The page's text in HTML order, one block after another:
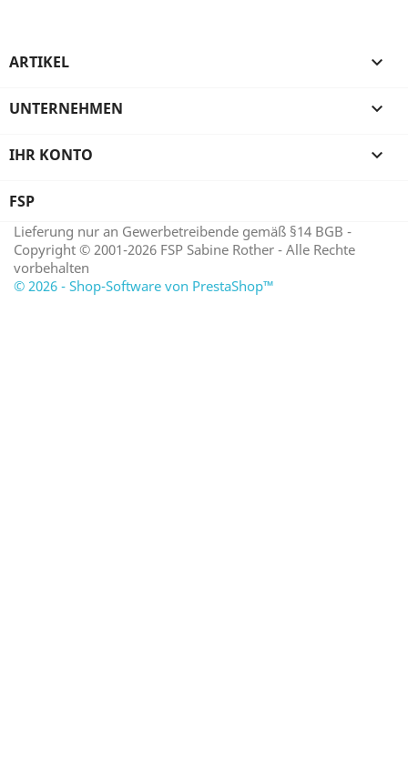
ARTIKEL 
UNTERNEHMEN 
IHR KONTO 
FSP
Lieferung nur an Gewerbetreibende gemäß §14 BGB -
Copyright © 2001-2026 FSP Sabine Rother - Alle Rechte
vorbehalten
© 2026 - Shop-Software von PrestaShop™